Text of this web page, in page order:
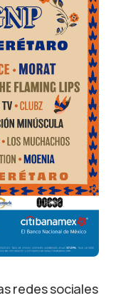
redes sociales